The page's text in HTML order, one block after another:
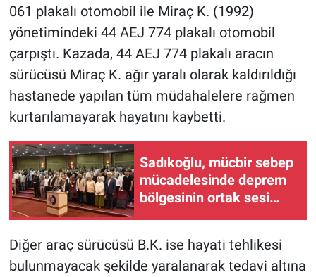
061 plakalı otomobil ile Miraç K. (1992)
yönetimindeki 44 AEJ 774 plakalı otomobil
çarpıştı. Kazada, 44 AEJ 774 plakalı aracın
sürücüsü Miraç K. ağır yaralı olarak kaldırıldığı
hastanede yapılan tüm müdahalelere rağmen
kurtarılamayarak hayatını kaybetti.
Sadıkoğlu, mücbir sebep
mücadelesinde deprem
bölgesinin ortak sesi
Diğer araç sürücüsü B.K. ise hayati tehlikesi
bulunmayacak şekilde yaralanarak tedavi altına